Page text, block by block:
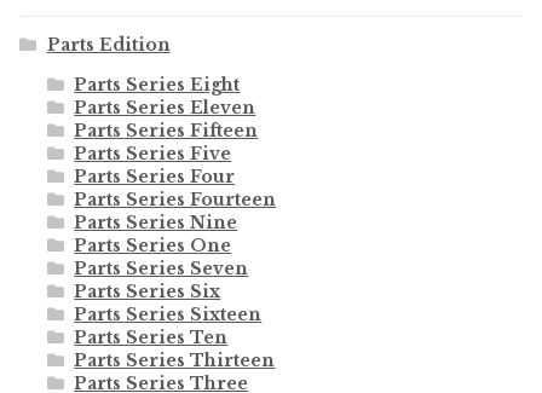
Parts Edition
Parts Series Eight
Parts Series Eleven
Parts Series Fifteen
Parts Series Five
Parts Series Four
Parts Series Fourteen
Parts Series Nine
Parts Series One
Parts Series Seven
Parts Series Six
Parts Series Sixteen
Parts Series Ten
Parts Series Thirteen
Parts Series Three